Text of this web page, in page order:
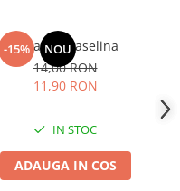
-15% NOU
Spray cu vaselina
14,00 RON
11,90 RON
IN STOC
ADAUGA IN COS